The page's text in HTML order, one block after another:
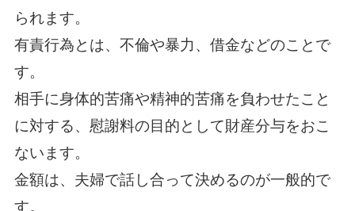
られます。
有責行為とは、不倫や暴力、借金などのことで
す。
相手に身体的苦痛や精神的苦痛を負わせたこと
に対する、慰謝料の目的として財産分与をおこ
ないます。
金額は、夫婦で話し合って決めるのが一般的で
す。